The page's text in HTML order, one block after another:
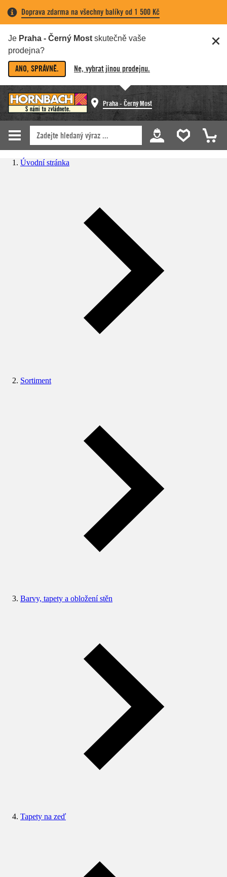
Doprava zdarma na všechny balíky od 1 500 Kč
Je Praha - Černý Most skutečně vaše
prodejna?
ANO, SPRÁVNĚ. Ne, vybrat jinou prodejnu.
Praha - Černý Most
Úvodní stránka
Sortiment
Barvy, tapety a obložení stěn
Tapety na zeď